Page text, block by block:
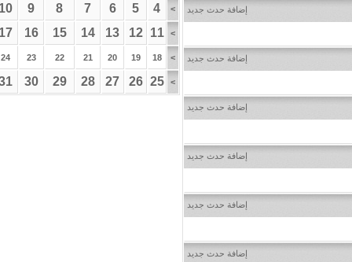
إضافة حدث جديد
إضافة حدث جديد
إضافة حدث جديد
إضافة حدث جديد
إضافة حدث جديد
إضافة حدث جديد
>
4
5
6
10
11
12
13
14
15
16
17
>
18
19
20
21
24
25
26
27
28
29
30
31